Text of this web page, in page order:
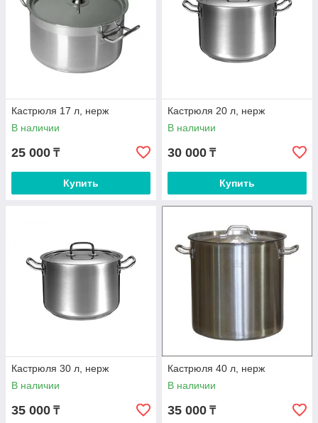
Кастрюля 17 л, нерж
В наличии
25 000 ₸
Купить
Кастрюля 20 л, нерж
В наличии
30 000 ₸
Купить
Кастрюля 30 л, нерж
В наличии
35 000 ₸
Кастрюля 40 л, нерж
В наличии
35 000 ₸